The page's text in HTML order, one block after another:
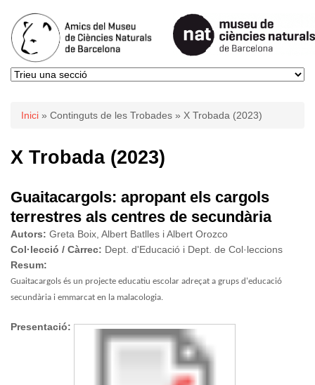
Esteu aquí
Inici » Continguts de les Trobades » X Trobada (2023)
X Trobada (2023)
Guaitacargols: apropant els cargols
terrestres als centres de secundària
Autors: Greta Boix, Albert Batlles i Albert Orozco
Col·lecció / Càrrec: Dept. d'Educació i Dept. de Col·leccions
Resum:
Guaitacargols és un projecte educatiu escolar adreçat a grups d'educació
secundària i emmarcat en la malacologia.
Presentació: